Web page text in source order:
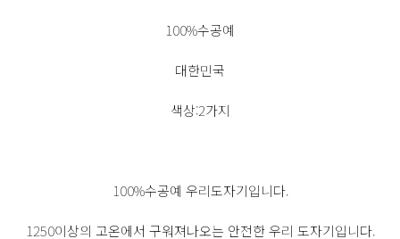
100%수공예
대한민국
색상:2가지
100%수공예 우리도자기입니다.
1250이상의 고온에서 구워져나오는 안전한 우리 도자기입니다.